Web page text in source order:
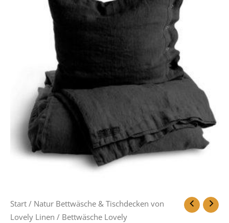
Start / Natur Bettwäsche & Tischdecken von
Lovely Linen / Bettwäsche Lovely